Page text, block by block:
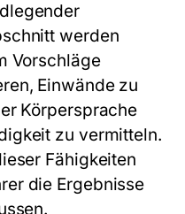
werden
Vorschläge
Einwände zu
Körpersprache
zu vermitteln.
Fähigkeiten
die Ergebnisse